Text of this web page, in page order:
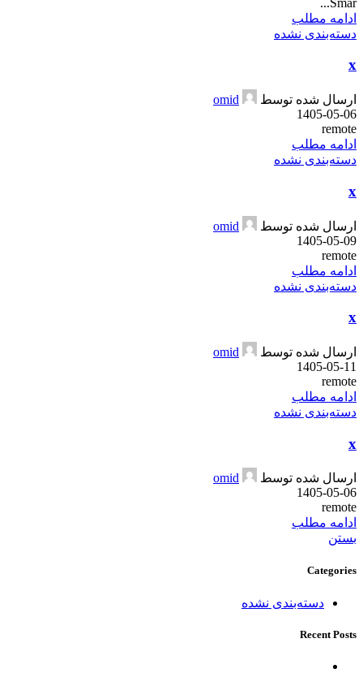
ادامه مطلب
دسته‌بندی نشده
x
ارسال شده توسط
omid
1405-05-06
remote
ادامه مطلب
دسته‌بندی نشده
x
ارسال شده توسط
omid
1405-05-09
remote
ادامه مطلب
دسته‌بندی نشده
x
ارسال شده توسط
omid
1405-05-11
remote
ادامه مطلب
دسته‌بندی نشده
x
ارسال شده توسط
omid
1405-05-06
remote
ادامه مطلب
بستن
Categories
دسته‌بندی نشده
Recent Posts